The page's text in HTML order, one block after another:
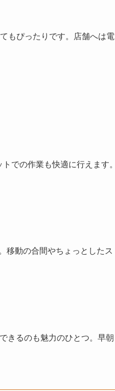
もぴったりです。店舗へは電
での作業も快適に行えます。
移動の合間やちょっとしたス
きるのも魅力のひとつ。早朝